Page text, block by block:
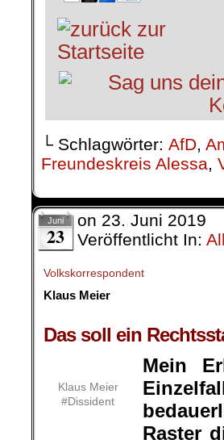
└ Schlagwörter: AfD,
Freundeskreis Alessa,
Juni
23
on 23. Juni 2019
Veröffentlicht In:
Volkskorrespondent
Klaus Meier
Das soll ein
Klaus Meier
#Dissident
Mein
Raster